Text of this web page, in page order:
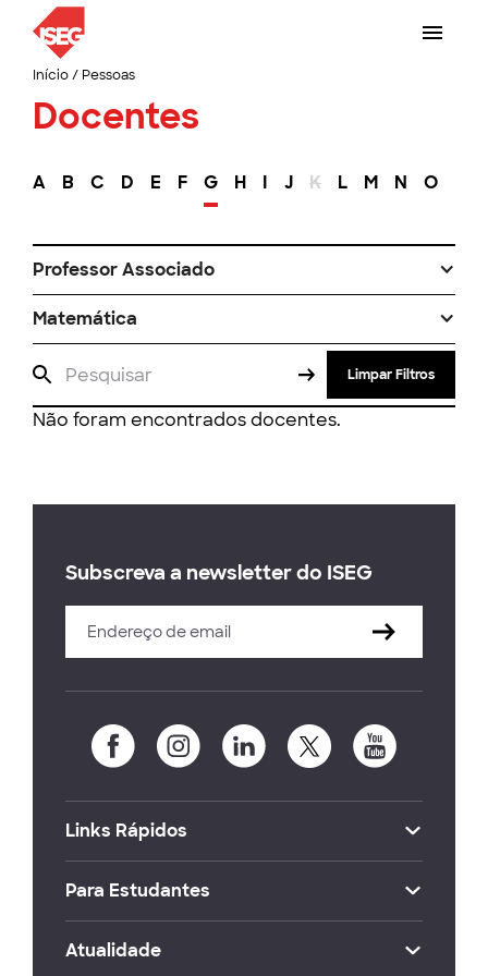
Início/ Pessoas
Docentes
A B C D E F G H I J K L M N O
Professor Associado
Matemática
Limpar Filtros
Não foram encontrados docentes.
Subscreva a newsletter do ISEG
Links Rápidos
Para Estudantes
Atualidade